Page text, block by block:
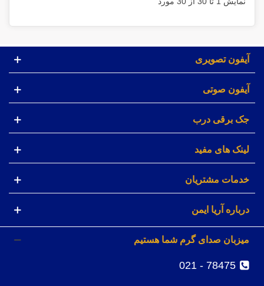
آیفون تصویری
آیفون صوتی
جک برقی درب
لینک های مفید
خدمات مشتریان
درباره آریا ایمن
میزبان صدای گرم شما هستیم
78475 - 021